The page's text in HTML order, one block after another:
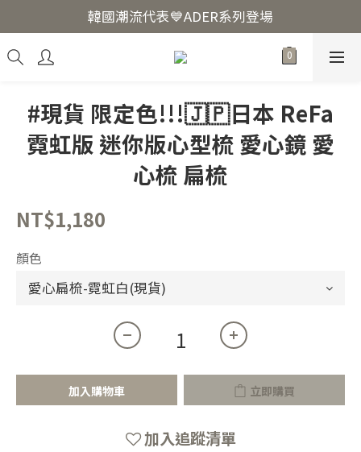
韓國爆紅🔥LUODIN Y2K相機📷
韓國潮流代表💙ADER系列登場
韓國爆紅🔥LUODIN Y2K相機📷
#現貨 限定色!!!🇯🇵日本 ReFa
霓虹版 迷你版心型梳 愛心鏡 愛
心梳 扁梳
NT$1,180
顏色
加入購物車 立即購買
加入追蹤清單